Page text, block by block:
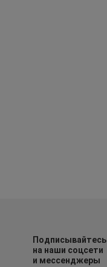
Подписывайтесь
на наши соцсети
и мессенджеры